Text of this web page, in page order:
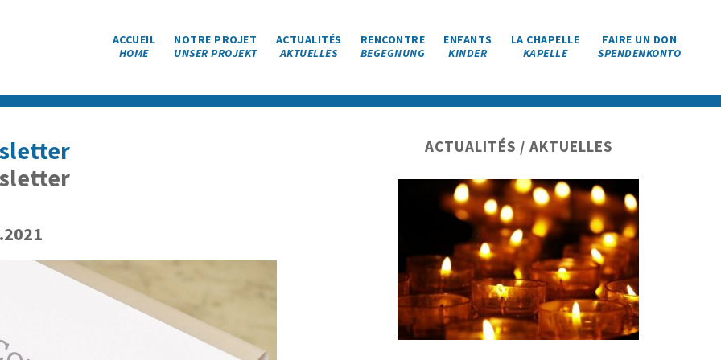
ACCUEIL
HOME
NOTRE PROJET
UNSER PROJEKT
ACTUALITÉS
AKTUELLES
RENCONTRE
BEGEGNUNG
ENFANTS
KINDER
LA CHAPELLE
KAPELLE
FAIRE UN DON
SPENDENKONTO
principale
ACTUALITÉS / AKTUELLES